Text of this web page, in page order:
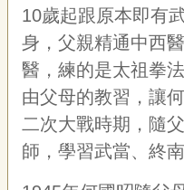
資
網
站
導
覽
聯
10歲起跟原本即有
身，父親精通中西
醫，練的是太祖拳
由父母的教習，讓
二次大戰時期，隨
師，學習武當、終